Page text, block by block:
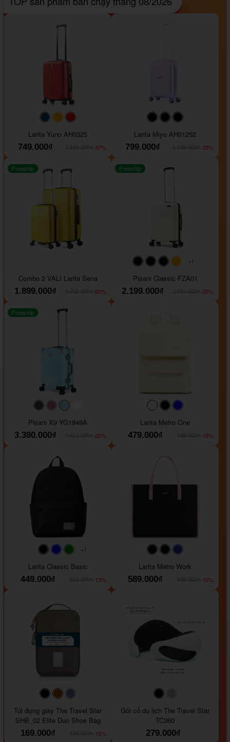
#093f69#ffa500
Larita Yuno AH0325
749.000₫
-37%
#000000#000000
Larita Miyo AH01252
799.000₫
-33%
Freeship
Combo 2 VALI Larita Sena
1.899.000₫
-60%
#000000#000000
#000000
#ffa500
+1
Freeship
Pisani Classic FZA01
2.199.000₫
-26%
#40454a#b76e79
#9ad8e7
Freeship
Pisani X9 YG1849A
3.390.000₫
-26%
#faf0e6#000000
Larita Metro One
479.000₫
-19%
#faf0e6
#000000#0000FF#008000
+1
Larita Classic Basic
449.000₫
-13%
#000000#000000
Larita Metro Work
589.000₫
-16%
#000000#964B00
Túi đựng giày The Travel Star
SHB_02 Elite Duo Shoe Bag
169.000₫
-15%
#000000
Gối cổ du lịch The Travel Star
TC360
279.000₫